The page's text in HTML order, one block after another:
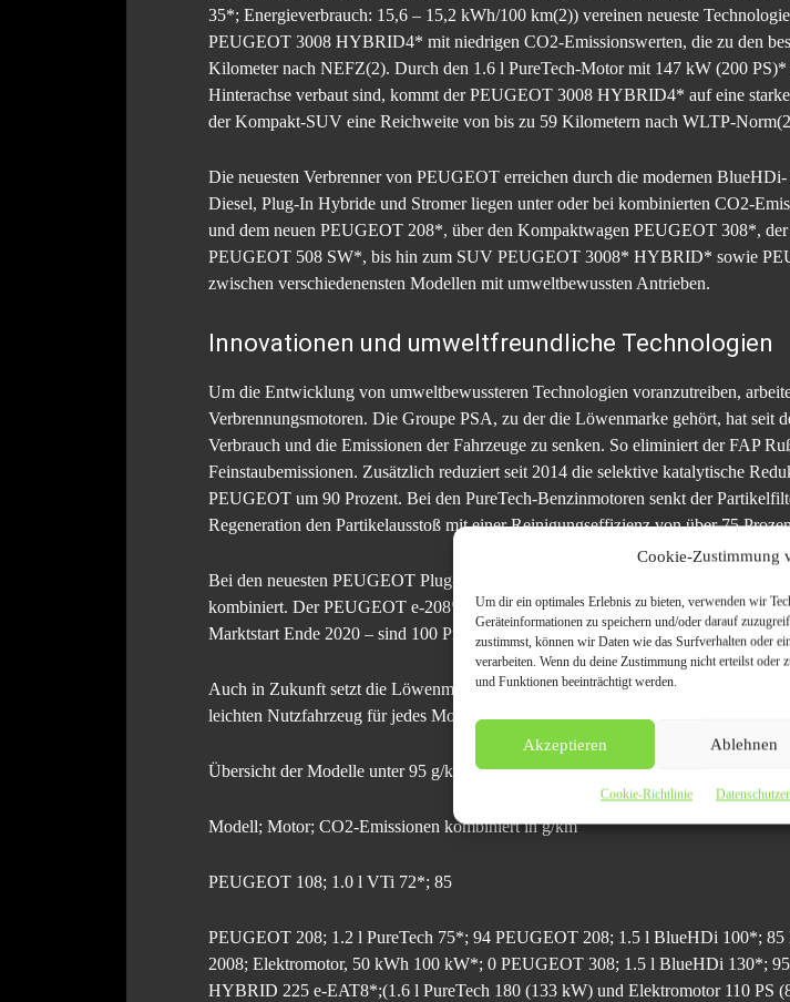
Cookie-Zustimmung
Um dir ein optimales Erlebnis zu bieten, verwenden wir
Geräteinformationen zu speichern und/oder darauf
zustimmst, können wir Daten wie das Surfverhalten oder
verarbeiten. Wenn du deine Zustimmung nicht erteilst oder
und Funktionen beeinträchtigt werden.
Akzeptieren Ablehnen
Cookie-Richtlinie
35*; Energieverbrauch: 15,6 – 15,2 kWh/100 km(2)) vereinen neueste
PEUGEOT 3008 HYBRID4* mit niedrigen CO2-Emissionswerten, die zu den
Kilometer nach NEFZ(2). Durch den 1.6 l PureTech-Motor mit 147 kW (200
Hinterachse verbaut sind, kommt der PEUGEOT 3008 HYBRID4* auf eine
der Kompakt-SUV eine Reichweite von bis zu 59 Kilometern nach WLTP-
Die neuesten Verbrenner von PEUGEOT erreichen durch die modernen
Diesel, Plug-In Hybride und Stromer liegen unter oder bei kombinierten CO2-
und dem neuen PEUGEOT 208*, über den Kompaktwagen PEUGEOT 308*,
PEUGEOT 508 SW*, bis hin zum SUV PEUGEOT 3008* HYBRID* sowie
zwischen verschiedenensten Modellen mit umweltbewussten Antrieben.
Innovationen und umweltfreundliche Technologien
Um die Entwicklung von umweltbewussteren Technologien voranzutreiben,
Verbrennungsmotoren. Die Groupe PSA, zu der die Löwenmarke gehört, hat seit
Verbrauch und die Emissionen der Fahrzeuge zu senken. So eliminiert der FAP
Feinstaubemissionen. Zusätzlich reduziert seit 2014 die selektive katalytische
PEUGEOT um 90 Prozent. Bei den PureTech-Benzinmotoren senkt der
Regeneration den Partikelausstoß mit einer Reinigungseffizienz von über 75
Bei den neuesten PEUGEOT Plug-In Hybrid Modellen wird ein PureTech-
kombiniert. Der PEUGEOT e-208*, PEUGEOT e-2008* und PEUGEOT e-
Marktstart Ende 2020 – sind 100 Prozent elektrisch, für eine besonders
Auch in Zukunft setzt die Löwenmarke auf alternative Antriebe. So hat
leichten Nutzfahrzeug für jedes Modell eine elektrifizierte Version anzubieten.
Übersicht der Modelle unter 95 g/km CO2-Emissionen (kombiniert)
Modell; Motor; CO2-Emissionen kombiniert in g/km
PEUGEOT 108; 1.0 l VTi 72*; 85
PEUGEOT 208; 1.2 l PureTech 75*; 94 PEUGEOT 208; 1.5 l BlueHDi 100*;
2008; Elektromotor, 50 kWh 100 kW*; 0 PEUGEOT 308; 1.5 l BlueHDi 130*;
HYBRID 225 e-EAT8*;(1.6 l PureTech 180 (133 kW) und Elektromotor 110